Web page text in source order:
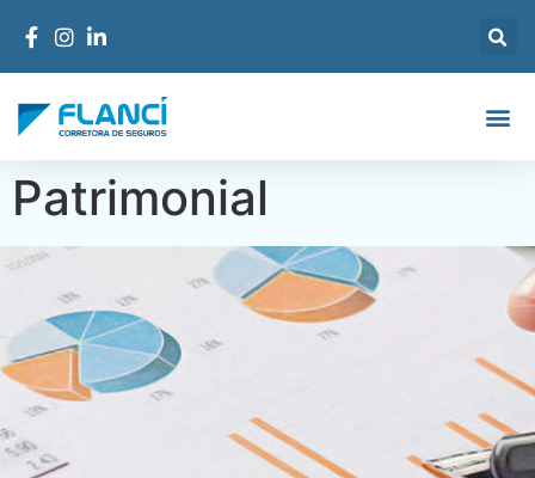
Patrimonial